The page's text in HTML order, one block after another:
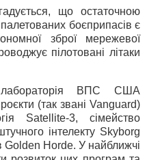
що остаточною
боєприпасів є
зброї мережевої
пілотовані літаки
лабораторія ВПС США
(так звані Vanguard)
Satellite-3, сімейство
інтелекту Skyborg
Golden Horde. У найближчі